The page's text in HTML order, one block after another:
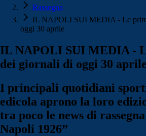
Rassegna
IL NAPOLI SUI MEDIA - Le
oggi 30 aprile
IL NAPOLI SUI MEDIA -
dei giornali di oggi 30 aprile
I principali quotidiani
edicola aprono la loro
tra poco le news di
Napoli 1926”